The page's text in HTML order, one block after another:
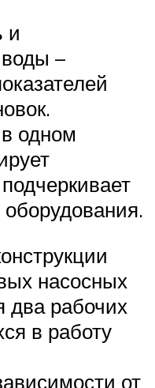
и
–
одном
оборудования.
насосных
два рабочих
в работу
от